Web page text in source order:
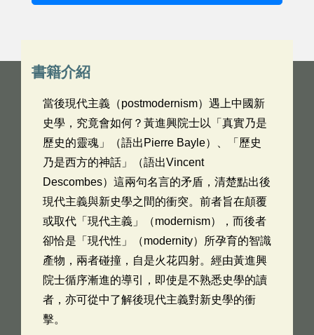
書籍介紹
當後現代主義（postmodernism）遇上中國新
史學，究竟會如何？黃進興院士以「真實乃是
歷史的靈魂」（語出Pierre Bayle）、「歷史
乃是西方的神話」（語出Vincent
Descombes）這兩句名言的矛盾，清楚點出後
現代主義與新史學之間的衝突。前者旨在顛覆
或取代「現代主義」（modernism），而後者
卻恰是「現代性」（modernity）所孕育的智識
產物，兩者碰撞，自是火花四射。經由黃進興
院士循序漸進的導引，即使是不熟悉史學的讀
者，亦可從中了解後現代主義對新史學的衝
擊。